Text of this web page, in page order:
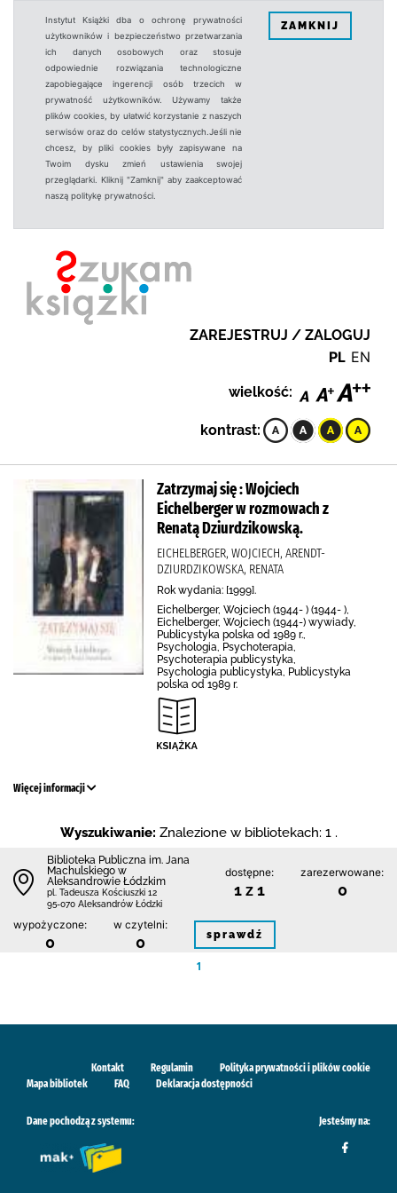
Instytut Książki dba o ochronę prywatności
użytkowników i bezpieczeństwo przetwarzania
ich danych osobowych oraz stosuje
odpowiednie rozwiązania technologiczne
zapobiegające ingerencji osób trzecich w
prywatność użytkowników. Używamy także
plików cookies, by ułatwić korzystanie z naszych
serwisów oraz do celów statystycznych.Jeśli nie
chcesz, by pliki cookies były zapisywane na
Twoim dysku zmień ustawienia swojej
przeglądarki. Kliknij "Zamknij" aby zaakceptować
naszą politykę prywatności.
ZAMKNIJ
ZAREJESTRUJ / ZALOGUJ
PL EN
wielkość:
kontrast:
Zatrzymaj się : Wojciech
Eichelberger w rozmowach z
Renatą Dziurdzikowską.
EICHELBERGER, WOJCIECH, ARENDT-
DZIURDZIKOWSKA, RENATA
Rok wydania: [1999].
Eichelberger, Wojciech (1944- ) (1944- ),
Eichelberger, Wojciech (1944-) wywiady,
Publicystyka polska od 1989 r.,
Psychologia, Psychoterapia,
Psychoterapia publicystyka,
Psychologia publicystyka, Publicystyka
polska od 1989 r.
Więcej informacji
Wyszukiwanie: Znalezione w bibliotekach: 1 .
Biblioteka Publiczna im. Jana
Machulskiego w
Aleksandrowie Łódzkim
pl. Tadeusza Kościuszki 12
95-070 Aleksandrów Łódzki
dostępne:
1 z 1
zarezerwowane:
0
wypożyczone:
0
w czytelni:
0 sprawdź
1
Kontakt Regulamin
Polityka prywatności i plików cookie
Mapa bibliotek
FAQ Deklaracja dostępności
Dane pochodzą z systemu: Jesteśmy na: